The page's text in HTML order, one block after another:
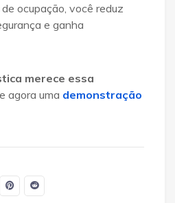
ocupação, você reduz
e ganha
merece essa
agora uma demonstração